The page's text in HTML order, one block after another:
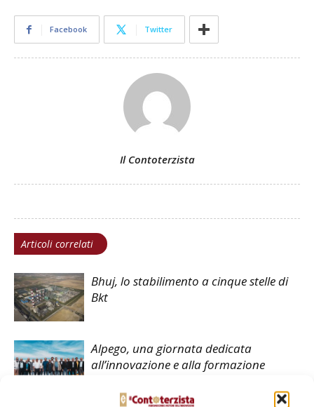
Facebook Twitter
Il Contoterzista
Articoli correlati
Bhuj, lo stabilimento a cinque stelle di
Bkt
Alpego, una giornata dedicata
all’innovazione e alla formazione